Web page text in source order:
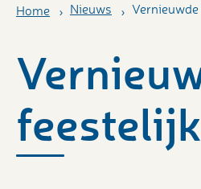
Home Nieuws